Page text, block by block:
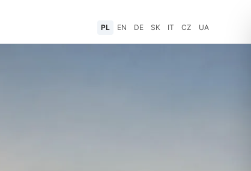
PL EN DE SK IT CZ UA